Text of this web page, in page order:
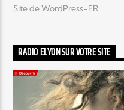
Site de WordPress-FR
RADIO ELYON SUR VOTRE SITE